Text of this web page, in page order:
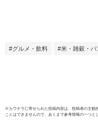
グルメ・飲料 米・雑穀・パ
※ カウナラに寄せられた投稿内容は、投稿者の主観
ことはできませんので、あくまで参考情報の一つと